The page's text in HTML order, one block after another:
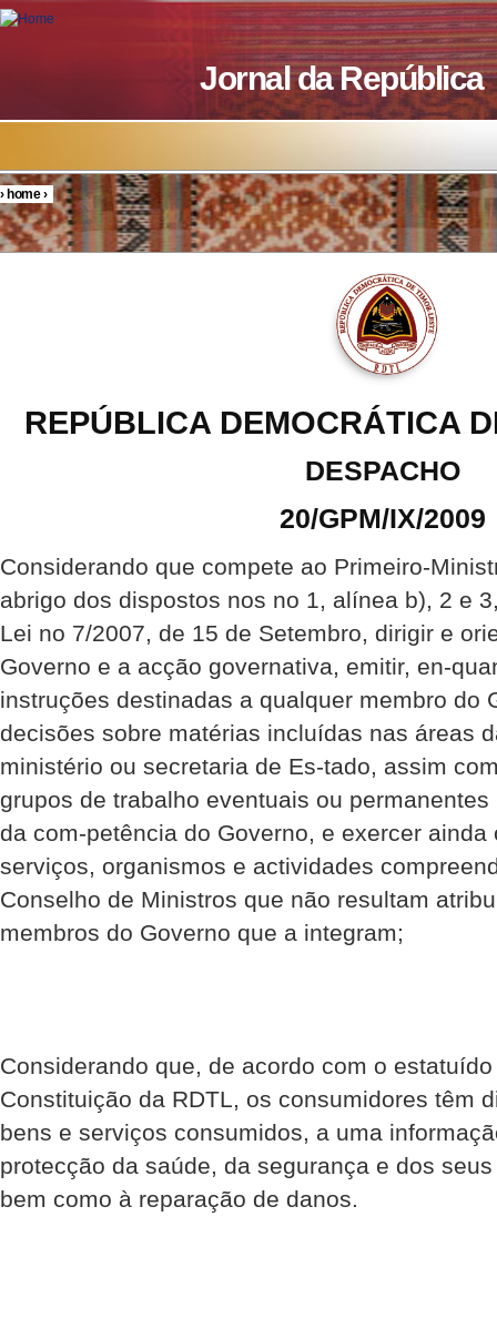
Skip to main content
Jornal da República
You are here
›home›
REPÚBLICA DEMOCRÁTICA
DESPACHO
20/GPM/IX/2009
Considerando que compete ao Primeiro-
abrigo dos dispostos nos no 1, alínea b), 2 e
Lei no 7/2007, de 15 de Setembro, dirigir e
Governo e a acção governativa, emitir, en-
instruções destinadas a qualquer membro do
decisões sobre matérias incluídas nas áreas
ministério ou secretaria de Es-tado, assim
grupos de trabalho eventuais ou
da com-petência do Governo, e exercer
serviços, organismos e actividades
Conselho de Ministros que não resultam
membros do Governo que a integram;
Considerando que, de acordo com o
Constituição da RDTL, os consumidores têm
bens e serviços consumidos, a uma
protecção da saúde, da segurança e dos
bem como à reparação de danos.